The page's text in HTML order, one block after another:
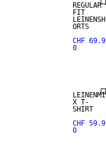
REGULAR
FIT
LEINENSH
ORTS
CHF 69.9
0
LEINENMI
X T-
SHIRT
CHF 59.9
0